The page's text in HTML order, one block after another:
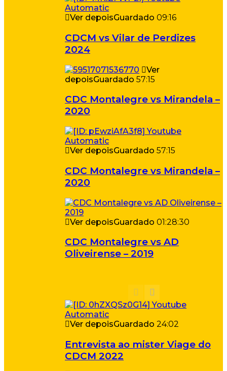
Ver depoisGuardado 09:16
CDCM vs Vilar de Perdizes
2024
Ver
depoisGuardado 57:15
CDC Montalegre vs Mirandela –
2020
Ver depoisGuardado 57:15
CDC Montalegre vs Mirandela –
2020
Ver depoisGuardado 01:28:30
CDC Montalegre vs AD
Oliveirense – 2019
Ver depoisGuardado 24:02
Entrevista ao mister Viage do
CDCM 2022